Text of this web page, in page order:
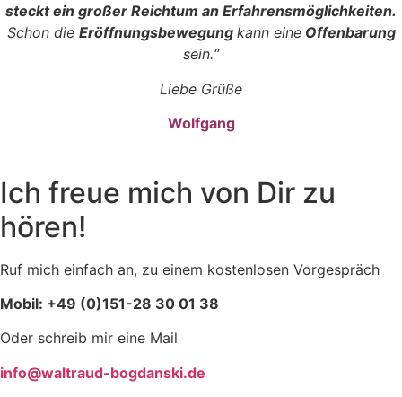
steckt ein großer Reichtum an Erfahrensmöglichkeiten.
Schon die Eröffnungsbewegung kann eineOffenbarung
sein.“
Liebe Grüße
Wolfgang
Ich freue mich von Dir zu
hören!
Ruf mich einfach an, zu einem kostenlosen Vorgespräch
Mobil: +49 (0)151-28 30 01 38
Oder schreib mir eine Mail
info@waltraud-bogdanski.de